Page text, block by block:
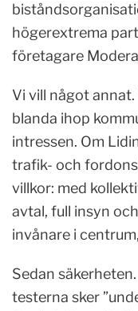
högerextrema
företagare
Vi vill något
blanda ihop
intressen. Om
trafik- och
villkor: med
avtal, full insyn
invånare i
Sedan
testerna sker